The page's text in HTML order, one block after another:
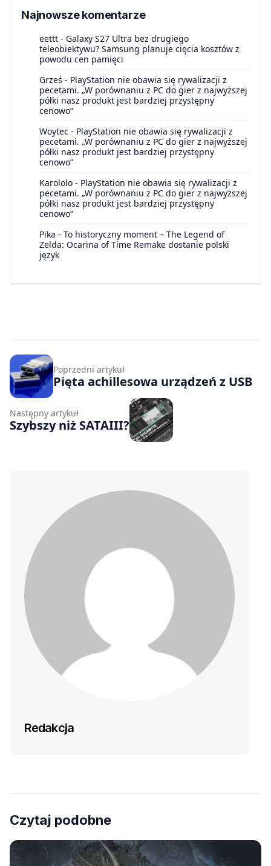
Najnowsze komentarze
eettt - Galaxy S27 Ultra bez drugiego
teleobiektywu? Samsung planuje cięcia kosztów z
powodu cen pamięci
Grześ - PlayStation nie obawia się rywalizacji z
pecetami. „W porównaniu z PC do gier z najwyższej
półki nasz produkt jest bardziej przystępny
cenowo”
Woytec - PlayStation nie obawia się rywalizacji z
pecetami. „W porównaniu z PC do gier z najwyższej
półki nasz produkt jest bardziej przystępny
cenowo”
Karololo - PlayStation nie obawia się rywalizacji z
pecetami. „W porównaniu z PC do gier z najwyższej
półki nasz produkt jest bardziej przystępny
cenowo”
Pika - To historyczny moment – The Legend of
Zelda: Ocarina of Time Remake dostanie polski
język
Poprzedni artykuł
Pięta achillesowa urządzeń z USB
Następny artykuł
Szybszy niż SATAIII?
Redakcja
Czytaj podobne